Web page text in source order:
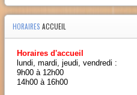
HORAIRES ACCUEIL
Horaires d'accueil
lundi, mardi, jeudi, vendredi :
9h00 à 12h00
14h00 à 16h00